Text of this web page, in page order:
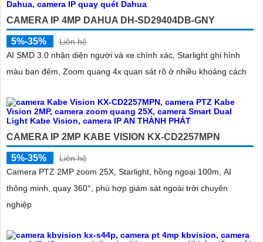
CAMERA IP 4MP DAHUA DH-SD29404DB-GNY
5%-35%
Liên hệ
AI SMD 3.0 nhận diện người và xe chính xác, Starlight ghi hình
màu ban đêm, Zoom quang 4x quan sát rõ ở nhiều khoảng cách
CAMERA IP 2MP KABE VISION KX-CD2257MPN
5%-35%
Liên hệ
Camera PTZ 2MP zoom 25X, Starlight, hồng ngoại 100m, AI
thông minh, quay 360°, phù hợp giám sát ngoài trời chuyên
nghiệp